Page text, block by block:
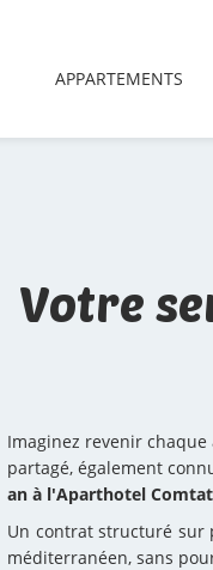
APPARTEMENTS
Votre
Imaginez revenir
partagé, également
an à l'Aparthotel
Un contrat structuré sur
méditerranéen, sans